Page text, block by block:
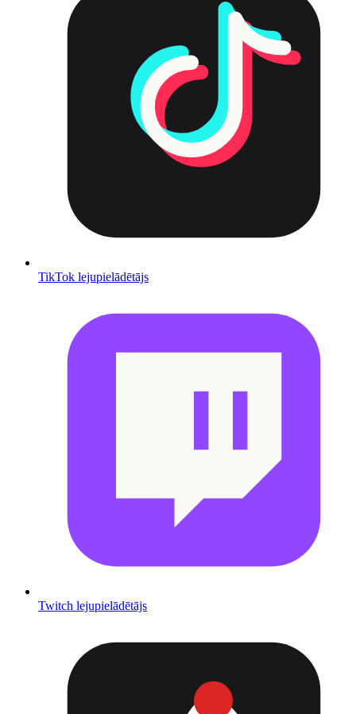
TikTok lejupielādētājs
Twitch lejupielādētājs